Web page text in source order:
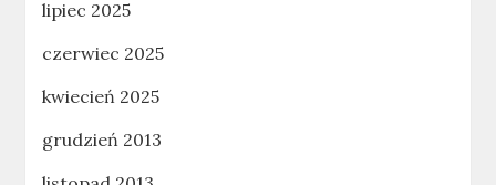
lipiec 2025
czerwiec 2025
kwiecień 2025
grudzień 2013